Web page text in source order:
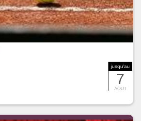
jusqu'au
7
AOUT